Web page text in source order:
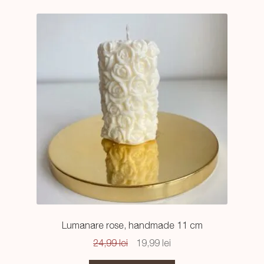
Lumanare rose, handmade 11 cm
24,99lei
Prețul
19,99 leiPrețul